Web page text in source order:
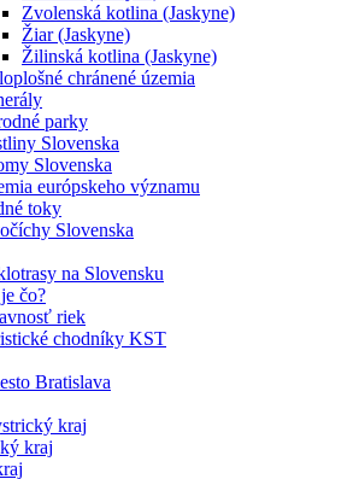
Zvolenská kotlina (Jaskyne)
Žiar (Jaskyne)
Žilinská kotlina (Jaskyne)
chránené územia
parky
Slovenska
Slovenska
európskeho významu
toky
Slovenska
na Slovensku
čo?
riek
chodníky KST
Bratislava
kraj
kraj